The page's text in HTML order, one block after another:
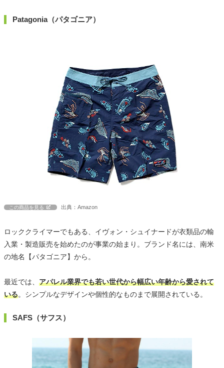
Patagonia（パタゴニア）
この商品を見る 出典：Amazon
ロッククライマーでもある、イヴォン・シュイナードが衣類品の輸
入業・製造販売を始めたのが事業の始まり。ブランド名には、南米
の地名【パタゴニア】から。
最近では、 アパレル業界でも若い世代から幅広い年齢から愛されて
いる。シンプルなデザインや個性的なものまで展開されている。
SAFS（サフス）